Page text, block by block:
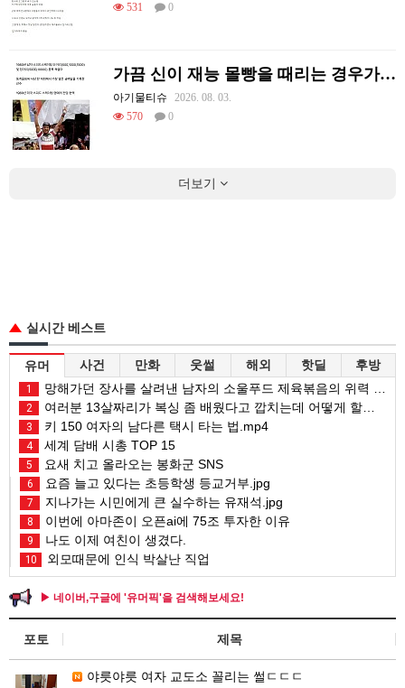
531
0
가끔 신이 재능 몰빵을 때리는 경우가 있음
아기물티슈
2026. 08. 03.
570
0
더보기
실시간 베스트
유머 사건 만화 웃썰 해외 핫딜 후방
1 망해가던 장사를 살려낸 남자의 소울푸드 제육볶음의 위력 ㅋㅋ
2 여러분 13살짜리가 복싱 좀 배웠다고 깝치는데 어떻게 할까요?
3 키 150 여자의 남다른 택시 타는 법.mp4
4 세계 담배 시총 TOP 15
5 요새 치고 올라오는 봉화군 SNS
6 요즘 늘고 있다는 초등학생 등교거부.jpg
7 지나가는 시민에게 큰 실수하는 유재석.jpg
8 이번에 아마존이 오픈ai에 75조 투자한 이유
9 나도 이제 여친이 생겼다.
10 외모때문에 인식 박살난 직업
▶ 네이버,구글에 '유머픽'을 검색해보세요!
포토 제목
야릇야릇 여자 교도소 꼴리는 썰ㄷㄷㄷ